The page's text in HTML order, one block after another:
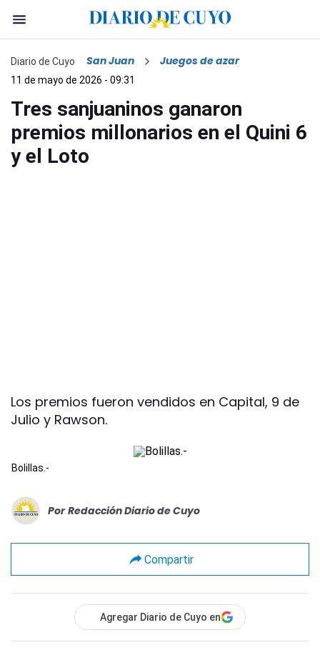
Diario de Cuyo San Juan Juegos de azar
11 de mayo de 2026 - 09:31
Tres sanjuaninos ganaron
premios millonarios en el Quini 6
y el Loto
Los premios fueron vendidos en Capital, 9 de
Julio y Rawson.
Bolillas.-
Por Redacción Diario de Cuyo
Compartir
Agregar Diario de Cuyo en